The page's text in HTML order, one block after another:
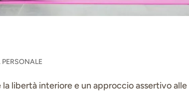
PERSONALE
la libertà interiore e un approccio assertivo